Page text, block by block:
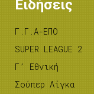
Ειδήσεις
Γ.Γ.Α-ΕΠΟ
SUPER LEAGUE 2
Γ’ Εθνική
Σούπερ Λίγκα